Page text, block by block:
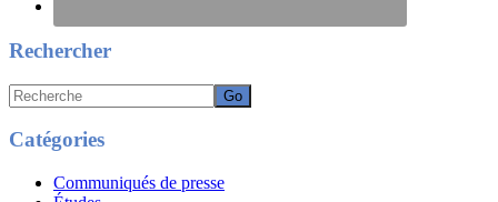
Rechercher
Recherche
Catégories
Communiqués de presse